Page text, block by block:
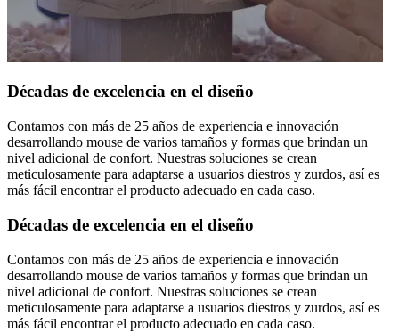
Décadas de excelencia en el diseño
Contamos con más de 25 años de experiencia e innovación
desarrollando mouse de varios tamaños y formas que brindan un
nivel adicional de confort. Nuestras soluciones se crean
meticulosamente para adaptarse a usuarios diestros y zurdos, así es
más fácil encontrar el producto adecuado en cada caso.
Décadas de excelencia en el diseño
Contamos con más de 25 años de experiencia e innovación
desarrollando mouse de varios tamaños y formas que brindan un
nivel adicional de confort. Nuestras soluciones se crean
meticulosamente para adaptarse a usuarios diestros y zurdos, así es
más fácil encontrar el producto adecuado en cada caso.